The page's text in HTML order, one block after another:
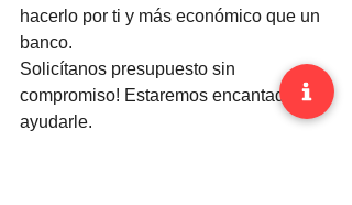
hacerlo por ti y más económico que un
banco.
Solicítanos presupuesto sin
compromiso! Estaremos encantados de
ayudarle.